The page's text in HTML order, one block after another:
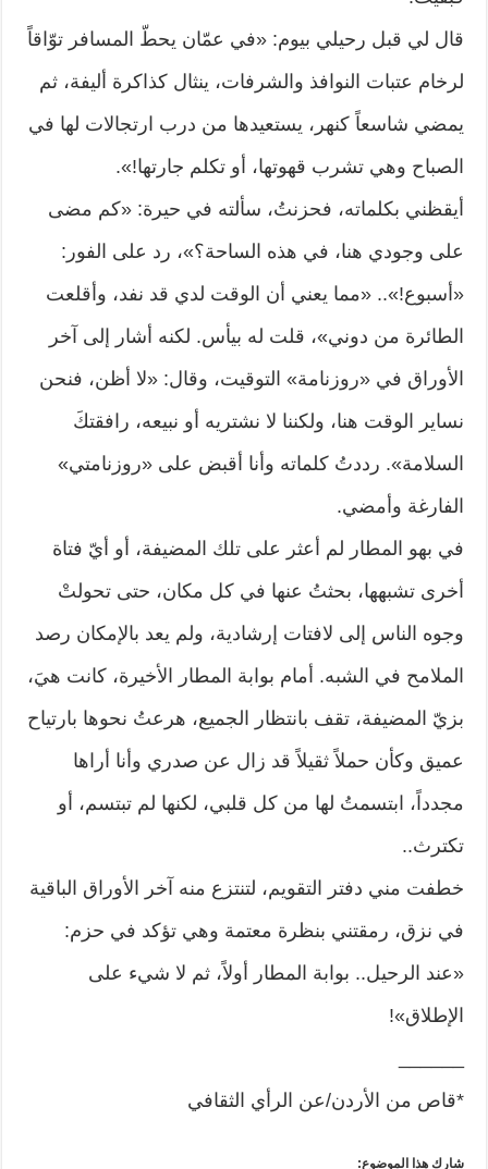
قال لي قبل رحيلي بيوم: «في عمّان يحطّ المسافر توّاقاً
لرخام عتبات النوافذ والشرفات، ينثال كذاكرة أليفة، ثم
يمضي شاسعاً كنهر، يستعيدها من درب ارتجالات لها في
الصباح وهي تشرب قهوتها، أو تكلم جارتها!».
أيقظني بكلماته، فحزنتُ، سألته في حيرة: «كم مضى
على وجودي هنا، في هذه الساحة؟»، رد على الفور:
«أسبوع!».. «مما يعني أن الوقت لدي قد نفد، وأقلعت
الطائرة من دوني»، قلت له بيأس. لكنه أشار إلى آخر
الأوراق في «روزنامة» التوقيت، وقال: «لا أظن، فنحن
نساير الوقت هنا، ولكننا لا نشتريه أو نبيعه، رافقتكَ
السلامة». رددتُ كلماته وأنا أقبض على «روزنامتي»
الفارغة وأمضي.
في بهو المطار لم أعثر على تلك المضيفة، أو أيّ فتاة
أخرى تشبهها، بحثتُ عنها في كل مكان، حتى تحولتْ
وجوه الناس إلى لافتات إرشادية، ولم يعد بالإمكان رصد
الملامح في الشبه. أمام بوابة المطار الأخيرة، كانت هيَ،
بزيّ المضيفة، تقف بانتظار الجميع، هرعتُ نحوها بارتياح
عميق وكأن حملاً ثقيلاً قد زال عن صدري وأنا أراها
مجدداً، ابتسمتُ لها من كل قلبي، لكنها لم تبتسم، أو
تكترث..
خطفت مني دفتر التقويم، لتنتزع منه آخر الأوراق الباقية
في نزق، رمقتني بنظرة معتمة وهي تؤكد في حزم:
«عند الرحيل.. بوابة المطار أولاً، ثم لا شيء على
الإطلاق»!
*قاص من الأردن/عن الرأي الثقافي
شارك هذا الموضوع: